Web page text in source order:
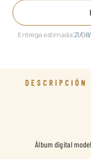
Entrega estimada:21/
DESCRIPCIÓN
Álbum digital